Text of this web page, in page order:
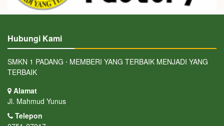
Hubungi Kami
SMKN 1 PADANG ⋅ MEMBERI YANG TERBAIK MENJADI YANG
TERBAIK
Alamat
Jl. Mahmud Yunus
Telepon